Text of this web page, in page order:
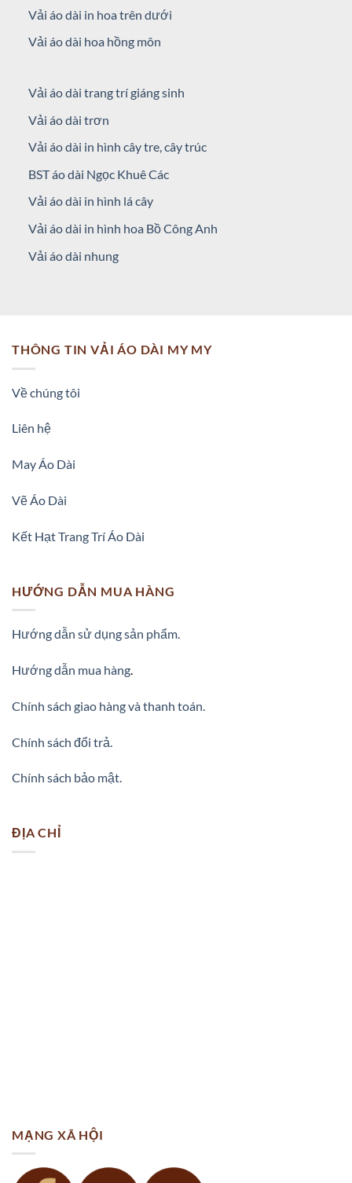
Vải áo dài in hoa trên dưới
Vải áo dài hoa hồng môn
Vải áo dài trang trí giáng sinh
Vải áo dài trơn
Vải áo dài in hình cây tre, cây trúc
BST áo dài Ngọc Khuê Các
Vải áo dài in hình lá cây
Vải áo dài in hình hoa Bồ Công Anh
Vải áo dài nhung
THÔNG TIN VẢI ÁO DÀI MY MY
Về chúng tôi
Liên hệ
May Áo Dài
Vẽ Áo Dài
Kết Hạt Trang Trí Áo Dài
HƯỚNG DẪN MUA HÀNG
Hướng dẫn sử dụng sản phẩm.
Hướng dẫn mua hàng.
Chính sách giao hàng và thanh toán.
Chính sách đổi trả.
Chính sách bảo mật.
ĐỊA CHỈ
MẠNG XÃ HỘI